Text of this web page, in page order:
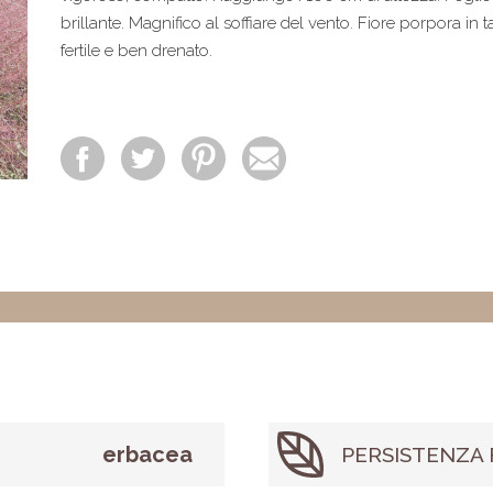
brillante. Magnifico al soffiare del vento. Fiore porpora in
fertile e ben drenato.
erbacea PERSISTENZA